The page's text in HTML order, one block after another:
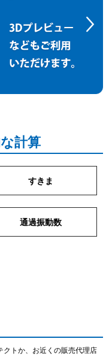
計算
すきま
通過振動数
トか、お近くの販売代理店